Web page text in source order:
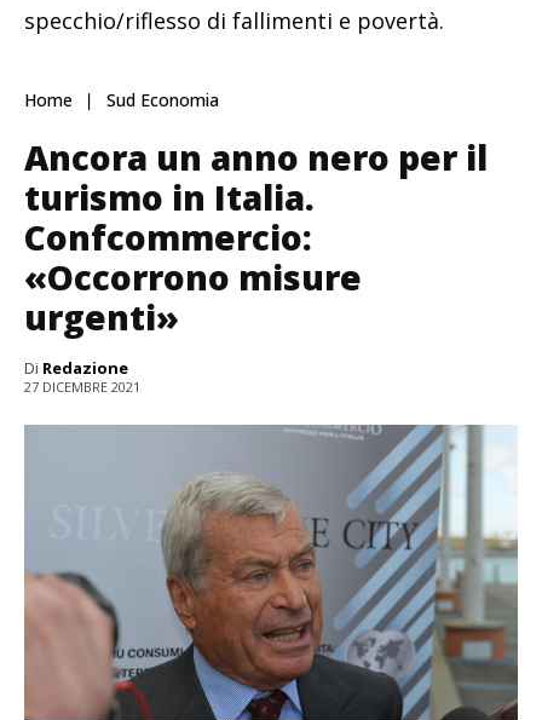
specchio/riflesso di fallimenti e povertà.
Home Sud Economia
Ancora un anno nero per il
turismo in Italia.
Confcommercio:
«Occorrono misure
urgenti»
Di Redazione
27 DICEMBRE 2021